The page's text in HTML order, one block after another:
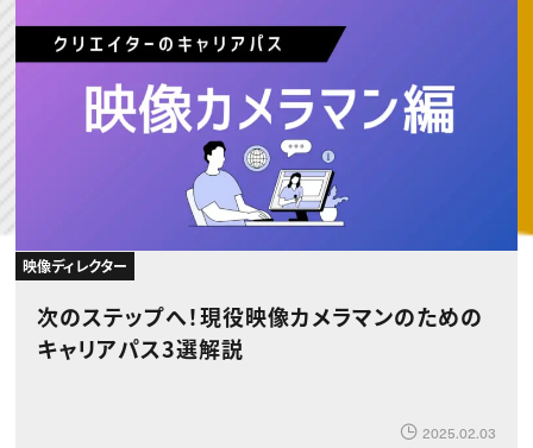
お役立ち基礎知識
マーケッター
クリエイターインタビュー
C＆R Magazine
ニュース・トレンド トップ
Web
ゲーム・エンタメ
CREATIVE VILLAGEからのお知らせ
プロフェッショナル×つながる×メディア
映像ディレクター
次のステップへ！現役映像カメラマンのための
キャリアパス3選解説
2025.02.03